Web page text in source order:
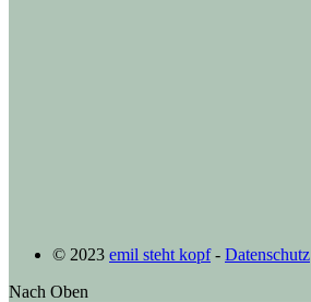
© 2023 emil steht kopf- Datenschutz
Nach Oben